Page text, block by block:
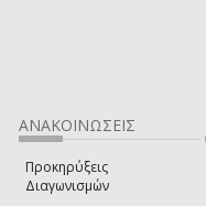
ΑΝΑΚΟΙΝΩΣΕΙΣ
Προκηρύξεις
Διαγωνισμών